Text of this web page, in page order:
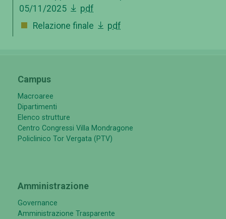
05/11/2025
pdf
Relazione finale
pdf
Campus
Macroaree
Dipartimenti
Elenco strutture
Centro Congressi Villa Mondragone
Policlinico Tor Vergata (PTV)
Amministrazione
Governance
Amministrazione Trasparente